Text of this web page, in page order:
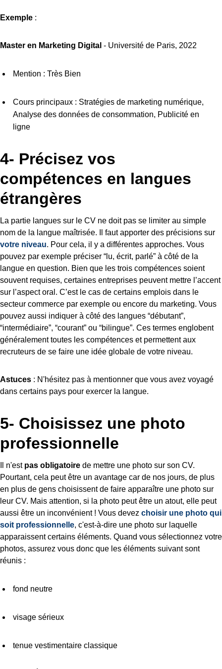
Exemple :
Master en Marketing Digital - Université de Paris, 2022
Mention : Très Bien
Cours principaux : Stratégies de marketing numérique,
Analyse des données de consommation, Publicité en
ligne
4- Précisez vos
compétences en langues
étrangères
La partie langues sur le CV ne doit pas se limiter au simple
nom de la langue maîtrisée. Il faut apporter des précisions sur
votre niveau. Pour cela, il y a différentes approches. Vous
pouvez par exemple préciser “lu, écrit, parlé” à côté de la
langue en question. Bien que les trois compétences soient
souvent requises, certaines entreprises peuvent mettre l’accent
sur l’aspect oral. C’est le cas de certains emplois dans le
secteur commerce par exemple ou encore du marketing. Vous
pouvez aussi indiquer à côté des langues “débutant”,
“intermédiaire”, “courant” ou “bilingue”. Ces termes englobent
généralement toutes les compétences et permettent aux
recruteurs de se faire une idée globale de votre niveau.
Astuces : N'hésitez pas à mentionner que vous avez voyagé
dans certains pays pour exercer la langue.
5- Choisissez une photo
professionnelle
Il n'est pas obligatoire de mettre une photo sur son CV.
Pourtant, cela peut être un avantage car de nos jours, de plus
en plus de gens choisissent de faire apparaître une photo sur
leur CV. Mais attention, si la photo peut être un atout, elle peut
aussi être un inconvénient ! Vous devez choisir une photo qui
soit professionnelle, c'est-à-dire une photo sur laquelle
apparaissent certains éléments. Quand vous sélectionnez votre
photos, assurez vous donc que les éléments suivant sont
réunis :
fond neutre
visage sérieux
tenue vestimentaire classique